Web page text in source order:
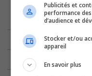
Publicités et
performance
d’audience et
Stocker et/ou
appareil
En savoir plus